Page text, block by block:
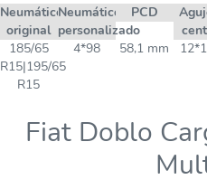
Neumático
original
Neumático
personalizado
PCD
185/65
R15|195/65
R15
4*98 58,1 mm
Fiat Doblo